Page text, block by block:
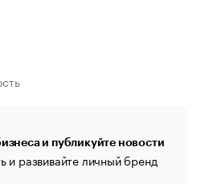
и публикуйте новости
и развивайте личный бренд